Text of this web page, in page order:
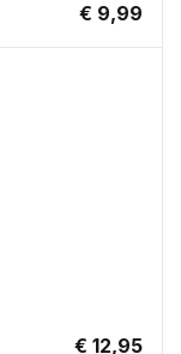
€ 9,99
€ 12,95